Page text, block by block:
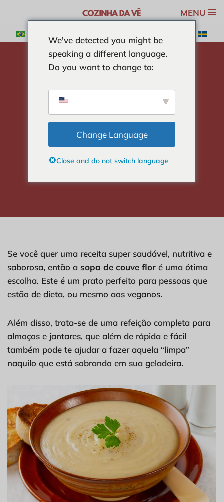
para
MENU
Home
sopa de couve flor
Verônica Ribeiro 4 min read
Se você quer uma receita super saudável, nutritiva e
saborosa, então a sopa de couve flor é uma ótima
escolha. Este é um prato perfeito para pessoas que
estão de dieta, ou mesmo aos veganos.
Além disso, trata-se de uma refeição completa para
almoços e jantares, que além de rápida e fácil
também pode te ajudar a fazer aquela “limpa”
naquilo que está sobrando em sua geladeira.
We've detected you might be
speaking a different language.
Do you want to change to:
Change Language
Close and do not switch language